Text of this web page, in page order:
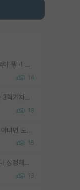
능력없는박사 란 말이지 뭐. 능력이 뭐고 능력이 있다는게 뭔지는 사람마다 기준이 다르니까 얘기해봐야 서로 자기 기준만 얘기해서 논쟁이 끝이 안나고. 주위에서 능력있고 야심있는 신입생이 교수가 유의미한 피드백을 아예 안주면서 제대로된 과제에 참여해볼 기회도 제공하지 않고 잡일 뺑뺑이만 돌려서 맨날 단순작업만 하면서 밤새다가 눈빛이 점점 죽어가는걸 본 사람은 물박사는 교수탓이라고 하고, 교수는 이것저것 알려도 주고 기회도 주고 사수 동기 붙여주면서 어떻게든 끌고가려고 하는데 본인이 매일 뺀질거리면서 출근 하는둥마는둥 하다가 기껏 와서도 폰이나 쳐다보다가 실험 망치고 저녁약속있어서 먼저 가볼게요~ 하는걸 본 사람은 물박사는 본인탓이라고 함.
14
가지마라. 신생랩이고 내가 석사 3학기차인데 최고참인데 나도 아무것도 모르는데 교수가 후배들 왜 논문 교육 안시키냐. 논문 왜 안 써오냐 닦달한다
18
신생랩+젊은 교수 이게 ㄹㅇ 모 아니면 도인듯.
16
ML 대부분이 골드 스탠다드 하나 상정해놓고 (벤치마크 데이터셋이 여러 개면 여러 개 상정) 그거 얼마나 잘 맞추나 싸움임 가끔 번뜩이는 설계 철학을 보여주는 논문들도 있지만 대부분 그거 성적 얼마나 더 올리느라에 혈안이 되어 있는 측면이 잇음
13